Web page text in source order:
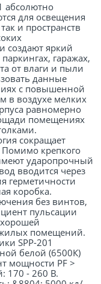
абсолютно
для освещения
и пространств
создают яркий
гаражах,
от влаги и пыли
данные
с повышенной
в воздухе мелких
равномерно
помещениях
сокращает
Помимо крепкого
ударопрочный
вводится через
герметичности
коробка.
без винтов,
пульсации
хорошей
помещений.
SPP-201
белой (6500К)
мощности PF >
170 - 260 В.